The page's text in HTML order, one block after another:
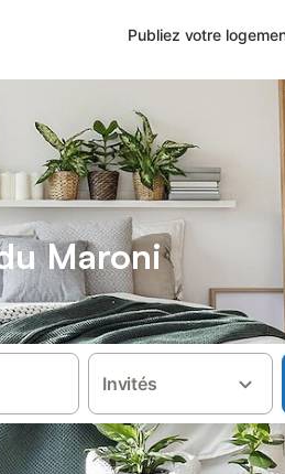
Publiez votre
Maroni
Invités